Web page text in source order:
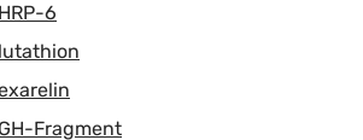
6
Fragment